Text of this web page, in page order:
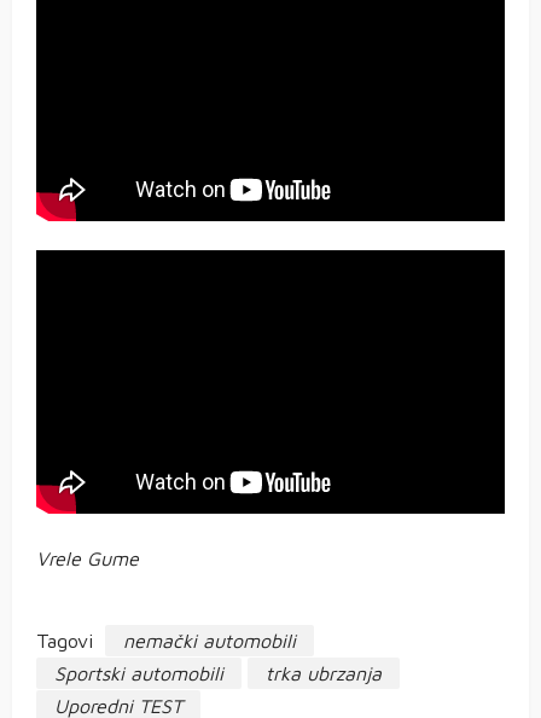
Vrele Gume
Tagovi
nemački automobili
Sportski automobili
trka ubrzanja
Uporedni TEST